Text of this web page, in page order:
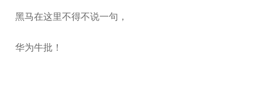
黑马在这里不得不说一句，
华为牛批！